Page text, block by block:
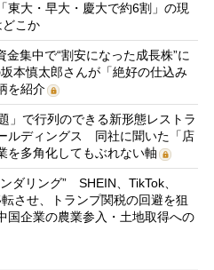
東大・早大・慶大で約6割」の現
こか
集中で“割安になった成長株”に
本慎太郎さんが「絶好の仕込み
を紹介
」で行列のできる新形態レストラ
ルディングス 同社に聞いた「店
を多角化してもぶれない軸
ダリング” SHEIN、TikTok、
させ、トランプ関税の回避を狙
企業の農業参入・土地取得への